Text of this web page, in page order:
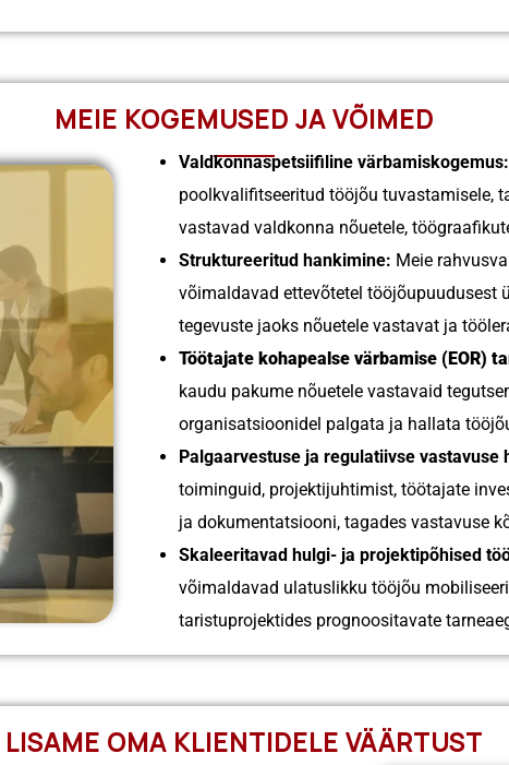
MEIE KOGEMUSED JA VÕIMED
Valdkonnaspetsiifiline värbamiskogemus:
poolkvalifitseeritud tööjõu tuvastamisele,
vastavad valdkonna nõuetele,
Struktureeritud hankimine: Meie
võimaldavad ettevõtetel tööjõupuudusest
tegevuste jaoks nõuetele vastavat ja
Töötajate kohapealse värbamise (EOR)
kaudu pakume nõuetele vastavaid
organisatsioonidel palgata ja hallata
Palgaarvestuse ja regulatiivse vastavuse
toiminguid, projektijuhtimist, töötajate
ja dokumentatsiooni, tagades vastavuse
Skaleeritavad hulgi- ja projektipõhised
võimaldavad ulatuslikku tööjõu
taristuprojektides prognoositavate
LISAME OMA KLIENTIDELE VÄÄRTUST